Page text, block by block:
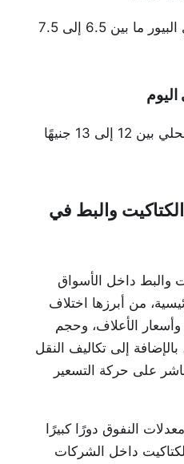
سجل سعر البط الفرنساوي البيور ما بين 6.5 إلى 7.5
تراوح سعر البط المولار المحلي بين 12 إلى 13 جنيهًا
والبط في
والبط داخل الأسواق
من أبرزها اختلاف
وأسعار الأعلاف، وحجم
إلى تكاليف النقل
على حركة التسعير
النفوق دورًا كبيرًا
داخل الشركات